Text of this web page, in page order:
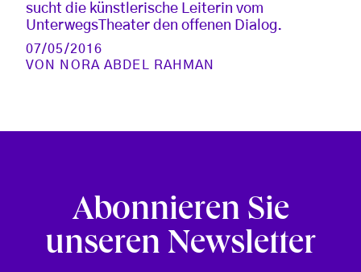
sucht die künstlerische Leiterin vom
UnterwegsTheater den offenen Dialog.
07/05/2016
VON
NORA ABDEL RAHMAN
Abonnieren Sie
unseren Newsletter